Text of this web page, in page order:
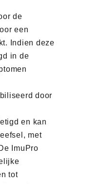
de
een
Indien deze
in de
door
en kan
met
ImuPro
tot